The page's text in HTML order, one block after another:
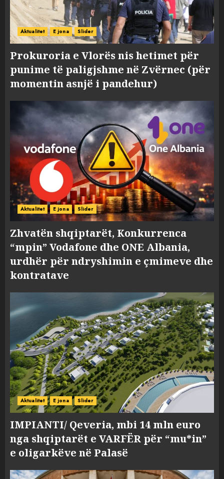
Aktualitet E jona Slider
Prokuroria e Vlorës nis hetimet për
punime të paligjshme në Zvërnec (për
momentin asnjë i pandehur)
Aktualitet E jona Slider
Zhvatën shqiptarët, Konkurrenca
“mpin” Vodafone dhe ONE Albania,
urdhër për ndryshimin e çmimeve dhe
kontratave
Aktualitet E jona Slider
IMPIANTI/ Qeveria, mbi 14 mln euro
nga shqiptarët e VARFËR për “mu*in”
e oligarkëve në Palasë